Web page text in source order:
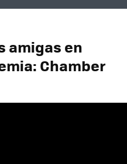
amigas en
Chamber